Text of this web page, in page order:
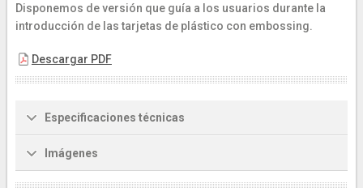
Disponemos de versión que guía a los usuarios durante la
introducción de las tarjetas de plástico con embossing.
Descargar PDF
Especificaciones técnicas
Imágenes